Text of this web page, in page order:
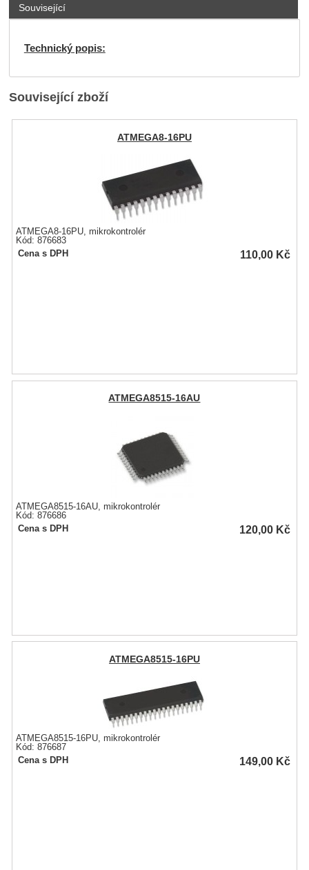
Související
Technický popis:
Související zboží
ATMEGA8-16PU
ATMEGA8-16PU, mikrokontrolér
Kód: 876683
Cena s DPH
110,00 Kč
ATMEGA8515-16AU
ATMEGA8515-16AU, mikrokontrolér
Kód: 876686
Cena s DPH
120,00 Kč
ATMEGA8515-16PU
ATMEGA8515-16PU, mikrokontrolér
Kód: 876687
Cena s DPH
149,00 Kč